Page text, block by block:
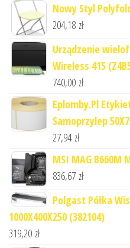
Nowy Styl
204,18 zł
Urządzenie
Wireless 415
740,00 zł
Eplomby.Pl
Samoprzylep
27,94 zł
MSI MAG B660M
836,67 zł
Polgast Półka
1000X400X250 (382104)
319,20 zł